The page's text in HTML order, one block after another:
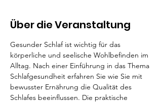
Über die Veranstaltung
Gesunder Schlaf ist wichtig für das
körperliche und seelische Wohlbefinden im
Alltag. Nach einer Einführung in das Thema
Schlafgesundheit erfahren Sie wie Sie mit
bewusster Ernährung die Qualität des
Schlafes beeinflussen. Die praktische